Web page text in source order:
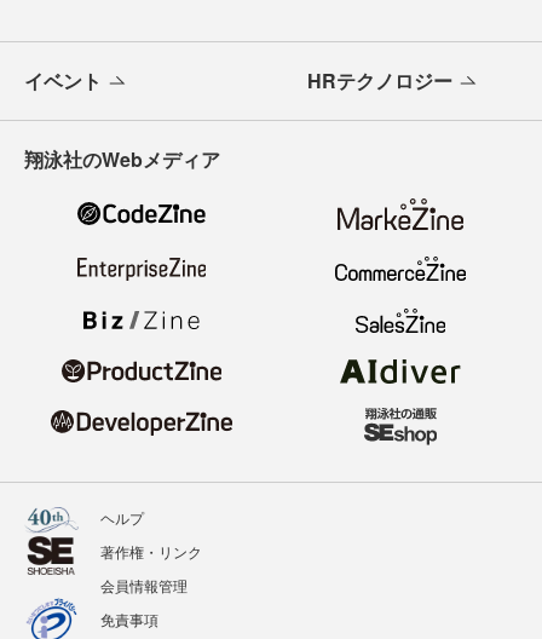
イベント HRテクノロジー
翔泳社のWebメディア
ヘルプ
著作権・リンク
会員情報管理
免責事項